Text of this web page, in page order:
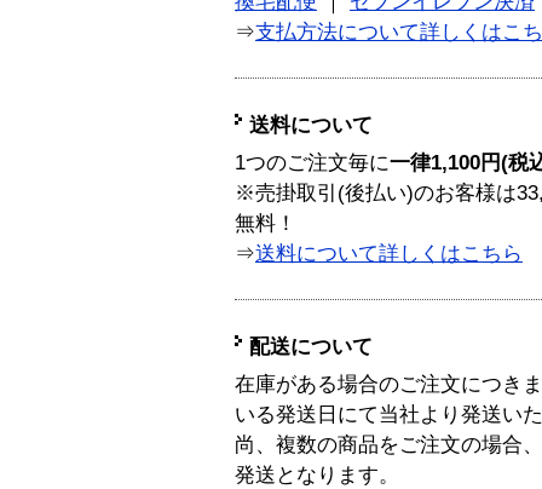
⇒支払方法について詳しくはこ
送料について
1つのご注文毎に一律1,100円(税
※売掛取引(後払い)のお客様は
無料！
⇒送料について詳しくはこちら
配送について
在庫がある場合のご注文につき
いる発送日にて当社より発送い
尚、複数の商品をご注文の場合
発送となります。